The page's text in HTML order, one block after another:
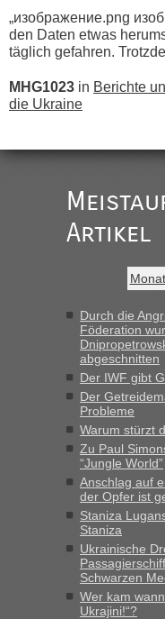
„изображение.png
den Daten etwas
täglich gefahren.
MHG1023 in Berichte
die Ukraine
Ist korrekt, aber ich
darauf hinweisen können.
War aber nicht "böse"
buchbar - warum auch
Hab´s versucht -
Strecke fahren wir
MHG1023 inBerichte
die Ukraine
„Man sollte aber
LeoExpress ist - und
Fahrkarten kaufen.
Verbindung von
Recht, Visa und
gebrauchter Kleidung
„Vielen Dank, mit
gab es keine Probleme“
Artikel
Monat
Durch die
Föderation
abgeschnitten
Der IWF gibt
Der
Probleme
Warum stürzt
Zu Paul
“Jungle World”
Anschlag auf
der Opfer ist
Staniza
Staniza
Ukrainische
Schwarzen
Wer kam
Ukrajini!“?